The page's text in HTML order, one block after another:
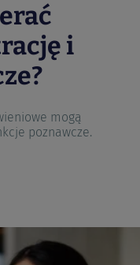
i
mogą
poznawcze.